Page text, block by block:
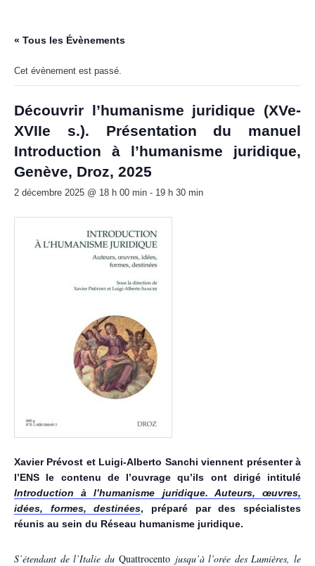
« Tous les Évènements
Cet évènement est passé.
Découvrir l’humanisme juridique (XVe-
XVIIe s.). Présentation du manuel
Introduction à l’humanisme juridique,
Genève, Droz, 2025
2 décembre 2025 @ 18 h 00 min - 19 h 30 min
Xavier Prévost et Luigi-Alberto Sanchi viennent présenter à
l’ENS le contenu de l’ouvrage qu’ils ont dirigé intitulé
Introduction à l’humanisme juridique. Auteurs, œuvres,
idées, formes, destinées, préparé par des spécialistes
réunis au sein du Réseau humanisme juridique.
S’étendant de l’Italie duQuattrocento jusqu’à l’orée des Lumières, le